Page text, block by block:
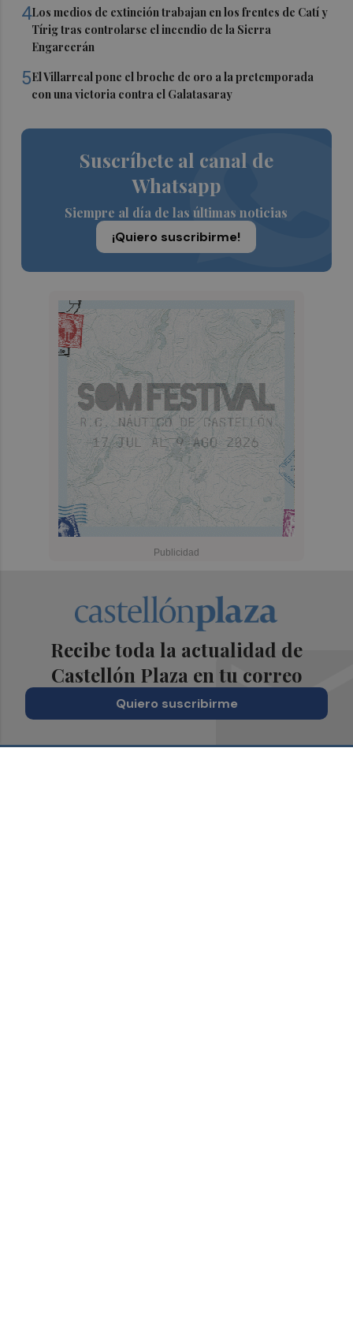
4Los medios de extinción trabajan en los frentes de Catí y
Tírig tras controlarse el incendio de la Sierra
Engarcerán
5El Villarreal pone el broche de oro a la pretemporada
con una victoria contra el Galatasaray
Suscríbete al canal de
Whatsapp
Siempre al día de las últimas noticias
¡Quiero suscribirme!
Recibe toda la actualidad de
Castellón Plaza en tu correo
Quiero suscribirme